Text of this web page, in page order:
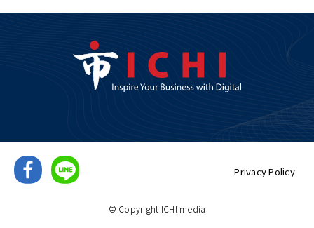
Privacy Policy
© Copyright ICHI media